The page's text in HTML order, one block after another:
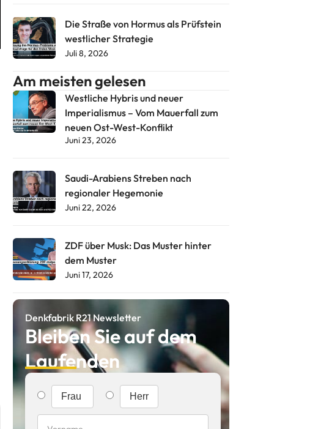
Die Straße von Hormus als Prüfstein
westlicher Strategie
Juli 8, 2026
Am meisten gelesen
Westliche Hybris und neuer
Imperialismus – Vom Mauerfall zum
neuen Ost-West-Konflikt
Juni 23, 2026
Saudi-Arabiens Streben nach
regionaler Hegemonie
Juni 22, 2026
ZDF über Musk: Das Muster hinter
dem Muster
Juni 17, 2026
Denkfabrik R21 Newsletter
Bleiben Sie auf dem
Laufenden
Frau Herr